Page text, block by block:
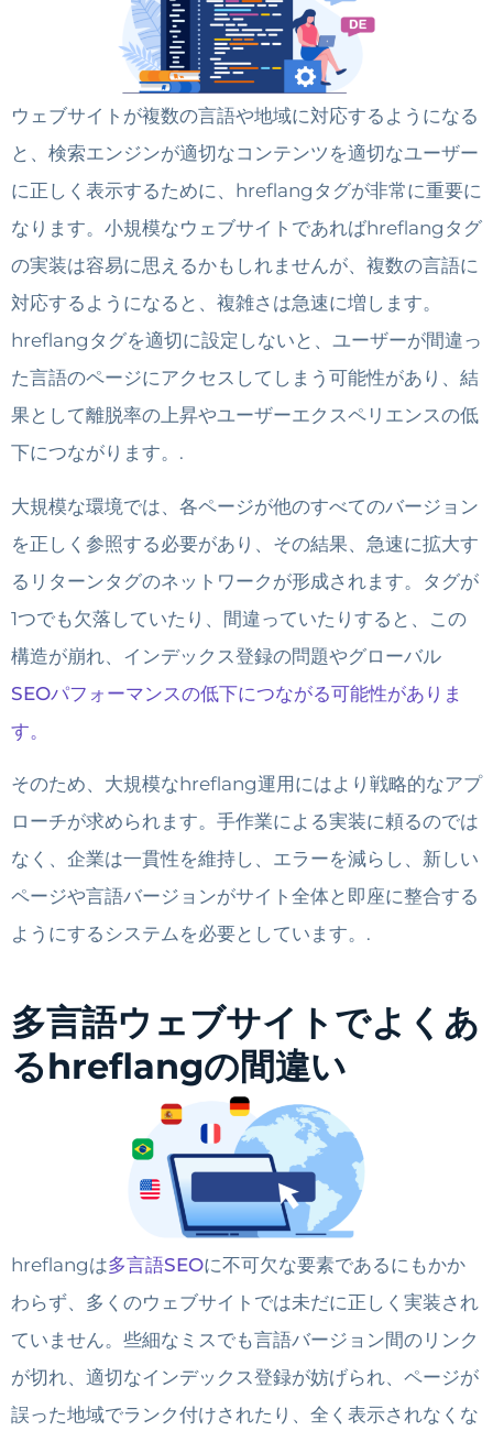
ウェブサイトが複数の言語や地域に対応するようになる
と、検索エンジンが適切なコンテンツを適切なユーザー
に正しく表示するために、hreflangタグが非常に重要に
なります。小規模なウェブサイトであればhreflangタグ
の実装は容易に思えるかもしれませんが、複数の言語に
対応するようになると、複雑さは急速に増します。
hreflangタグを適切に設定しないと、ユーザーが間違っ
た言語のページにアクセスしてしまう可能性があり、結
果として離脱率の上昇やユーザーエクスペリエンスの低
下につながります。.
大規模な環境では、各ページが他のすべてのバージョン
を正しく参照する必要があり、その結果、急速に拡大す
るリターンタグのネットワークが形成されます。タグが
1つでも欠落していたり​​、間違っていたりすると、この
構造が崩れ、インデックス登録の問題やグローバル
SEOパフォーマンスの低下につながる可能性がありま
す。
そのため、大規模なhreflang運用にはより戦略的なアプ
ローチが求められます。手作業による実装に頼るのでは
なく、企業は一貫性を維持し、エラーを減らし、新しい
ページや言語バージョンがサイト全体と即座に整合する
ようにするシステムを必要としています。.
多言語ウェブサイトでよくあ
るhreflangの間違い
hreflangは多言語SEOに不可欠な要素であるにもかか
わらず、多くのウェブサイトでは未だに正しく実装され
ていません。些細なミスでも言語バージョン間のリンク
が切れ、適切なインデックス登録が妨げられ、ページが
誤った地域でランク付けされたり、全く表示されなくな